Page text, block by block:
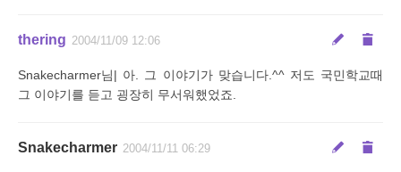
thering 2004/11/09 12:06
Snakecharmer님| 아. 그 이야기가 맞습니다.^^ 저도 국민학교때
그 이야기를 듣고 굉장히 무서워했었죠.
Snakecharmer 2004/11/11 06:29